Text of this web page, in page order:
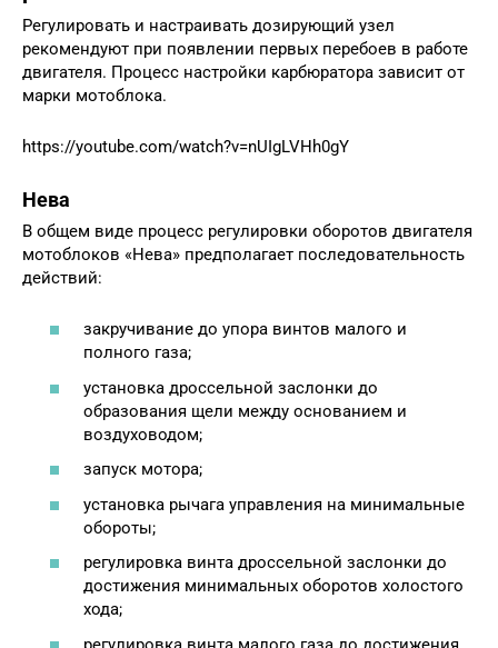
Регулировать и настраивать дозирующий узел
рекомендуют при появлении первых перебоев в работе
двигателя. Процесс настройки карбюратора зависит от
марки мотоблока.
https://youtube.com/watch?v=nUIgLVHh0gY
Нева
В общем виде процесс регулировки оборотов двигателя
мотоблоков «Нева» предполагает последовательность
действий:
закручивание до упора винтов малого и
полного газа;
установка дроссельной заслонки до
образования щели между основанием и
воздуховодом;
запуск мотора;
установка рычага управления на минимальные
обороты;
регулировка винта дроссельной заслонки до
достижения минимальных оборотов холостого
хода;